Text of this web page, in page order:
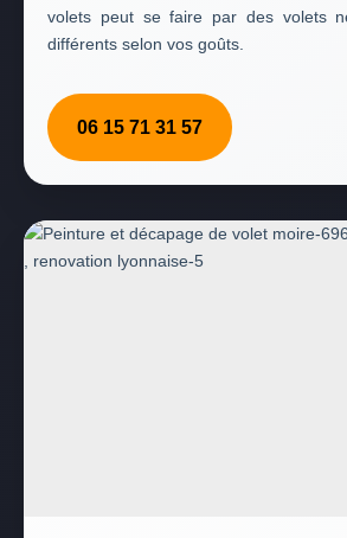
volets peut se faire par des volets
différents selon vos goûts.
06 15 71 31 57